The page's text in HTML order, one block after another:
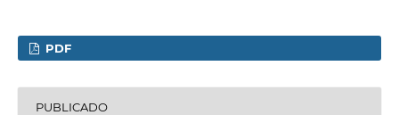
PDF
PUBLICADO